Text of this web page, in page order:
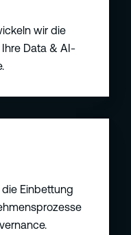
wir die
Data & AI-
Einbettung